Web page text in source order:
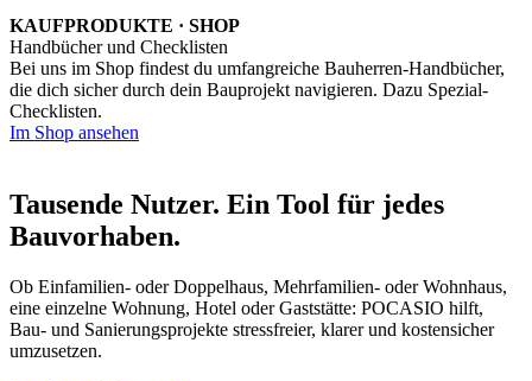
KAUFPRODUKTE · SHOP
Handbücher und Checklisten
Bei uns im Shop findest du umfangreiche Bauherren-Handbücher,
die dich sicher durch dein Bauprojekt navigieren. Dazu Spezial-
Checklisten.
Im Shop ansehen
Tausende Nutzer. Ein Tool für jedes
Bauvorhaben.
Ob Einfamilien- oder Doppelhaus, Mehrfamilien- oder Wohnhaus,
eine einzelne Wohnung, Hotel oder Gaststätte: POCASIO hilft,
Bau- und Sanierungsprojekte stressfreier, klarer und kostensicher
umzusetzen.